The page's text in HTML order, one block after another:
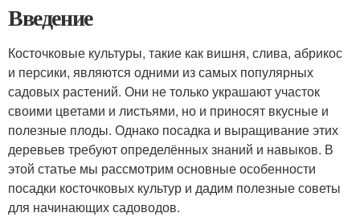
Введение
Косточковые культуры, такие как вишня, слива, абрикос
и персики, являются одними из самых популярных
садовых растений. Они не только украшают участок
своими цветами и листьями, но и приносят вкусные и
полезные плоды. Однако посадка и выращивание этих
деревьев требуют определённых знаний и навыков. В
этой статье мы рассмотрим основные особенности
посадки косточковых культур и дадим полезные советы
для начинающих садоводов.